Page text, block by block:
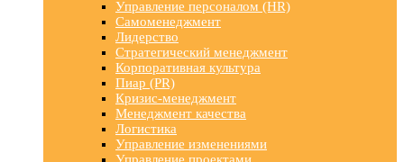
Управление персоналом (HR)
Самоменеджмент
Лидерство
Стратегический менеджмент
Корпоративная культура
Пиар (PR)
Кризис-менеджмент
Менеджмент качества
Логистика
Управление изменениями